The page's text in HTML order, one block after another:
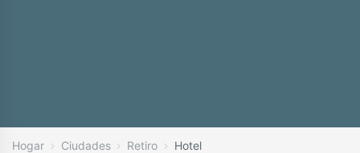
Hogar Ciudades Retiro Hotel